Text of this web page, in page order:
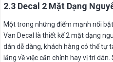
2.3 Decal 2 Mặt Dạng
Một trong những điểm mạnh nổi
Van Decal là thiết kế 2 mặt dạng
dán dễ dàng, khách hàng có thể tự
lắng về việc căn chỉnh hay vị trí